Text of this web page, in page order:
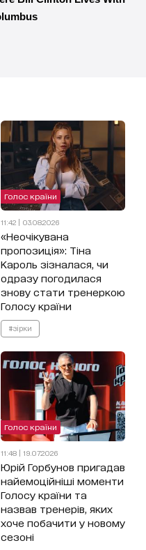
Голос країни
11:42 | 03.08.2026
«Неочікувана
пропозиція»: Тіна
Кароль зізналася, чи
одразу погодилася
знову стати тренеркою
Голосу країни
#зірки
Голос країни
11:48 | 19.07.2026
Юрій Горбунов пригадав
найемоційніші моменти
Голосу країни та
назвав тренерів, яких
хоче побачити у новому
сезоні